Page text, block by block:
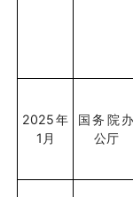
2025年
1 月
国务院办
公厅